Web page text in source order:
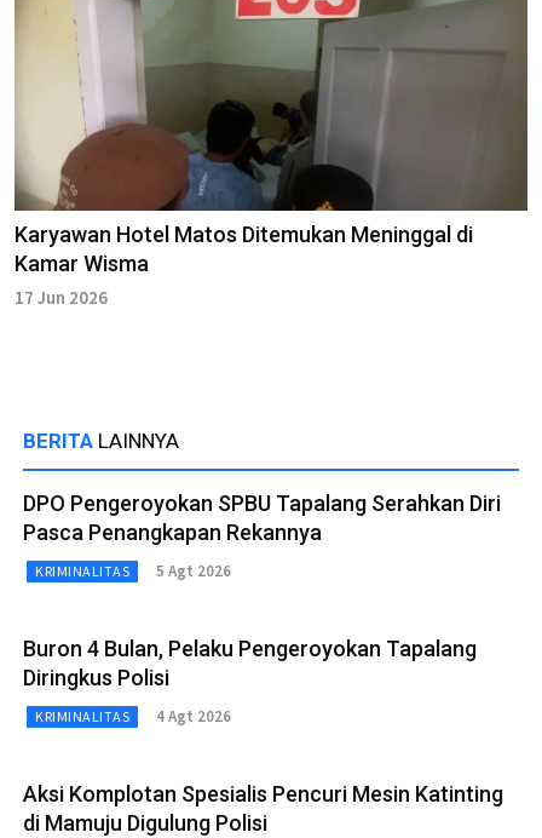
Karyawan Hotel Matos Ditemukan Meninggal di
Kamar Wisma
17 Jun 2026
BERITA LAINNYA
DPO Pengeroyokan SPBU Tapalang Serahkan Diri
Pasca Penangkapan Rekannya
KRIMINALITAS 5 Agt 2026
Buron 4 Bulan, Pelaku Pengeroyokan Tapalang
Diringkus Polisi
KRIMINALITAS 4 Agt 2026
Aksi Komplotan Spesialis Pencuri Mesin Katinting
di Mamuju Digulung Polisi